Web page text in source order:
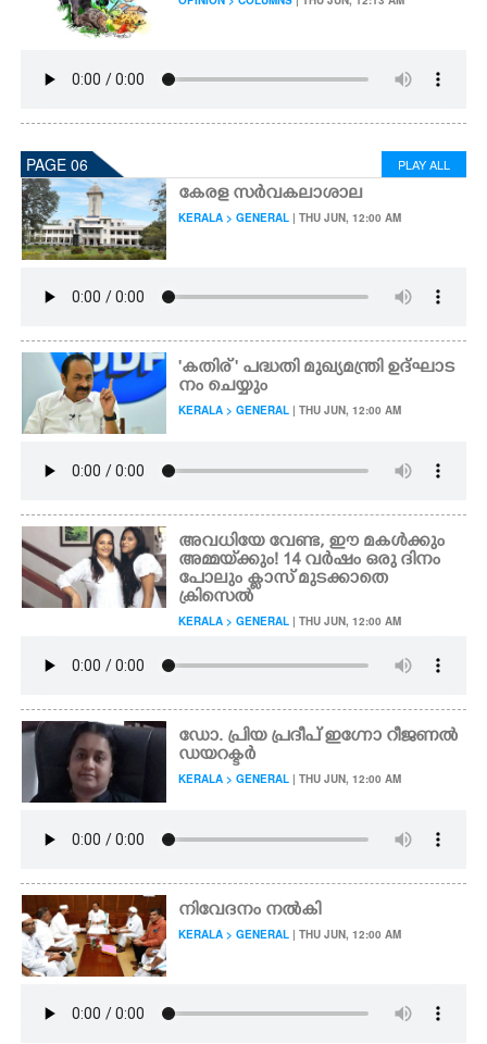
PAGE 06 PLAY ALL
കേരള സർവകലാശാല
KERALA > GENERAL | THU JUN, 12:00 AM
'കതിര് ' പദ്ധതി മുഖ്യമന്ത്രി ഉദ്ഘാട
നം ചെയ്യും
KERALA > GENERAL | THU JUN, 12:00 AM
അവധിയേ വേണ്ട, ഈ മകൾക്കും
അമ്മയ്‌ക്കും! 14 വർഷം ഒരു ദിനം
പോലും ക്ലാസ് മുടക്കാതെ
ക്രിസെൽ
KERALA > GENERAL | THU JUN, 12:00 AM
ഡോ. പ്രിയ പ്രദീപ് ഇഗ്നോ റീജണൽ
ഡയറക്ടർ
KERALA > GENERAL | THU JUN, 12:00 AM
നിവേദനം നൽകി
KERALA > GENERAL | THU JUN, 12:00 AM